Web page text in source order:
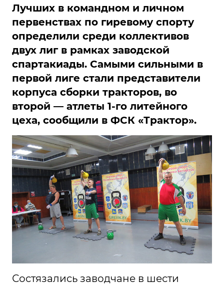
Лучших в командном и личном
первенствах по гиревому спорту
определили среди коллективов
двух лиг в рамках заводской
спартакиады. Самыми сильными в
первой лиге стали представители
корпуса сборки тракторов, во
второй — атлеты 1-го литейного
цеха, сообщили в ФСК «Трактор».
Состязались заводчане в шести